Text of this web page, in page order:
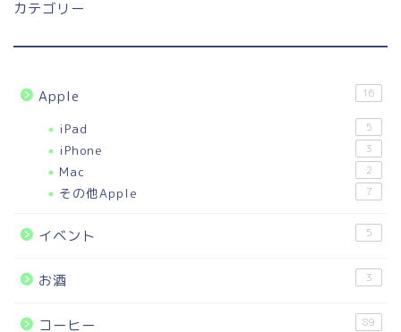
カテゴリー
Apple 16
iPad 5
iPhone 3
Mac 2
その他Apple 7
イベント 5
お酒 3
コーヒー 89